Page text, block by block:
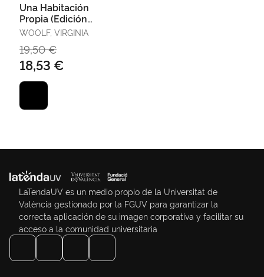
Una Habitación
Propia (Edición
Ilustrada)
WOOLF, VIRGINIA
19,50 €
18,53 €
LaTendaUV es un medio propio de la Universitat de
València gestionado por la FGUV para garantizar la
correcta aplicación de su imagen corporativa y facilitar su
acceso a la comunidad universitaria